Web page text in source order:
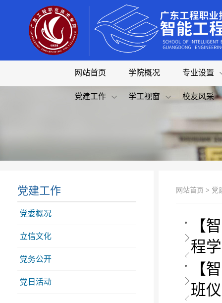
网站首页 学院概况 专业设置
党建工作 学工视窗 校友风采
党建工作
党委概况
立信文化
党务公开
党日活动
网站首页 > 党
【
程
【
班